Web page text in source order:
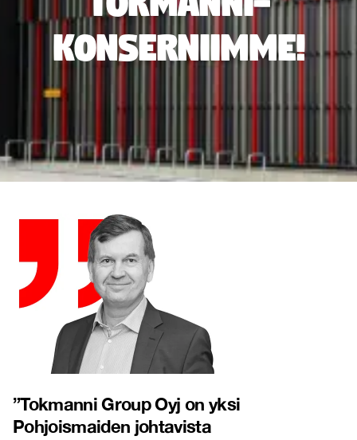
konserniimme!
”Tokmanni Group Oyj on yksi
Pohjoismaiden johtavista